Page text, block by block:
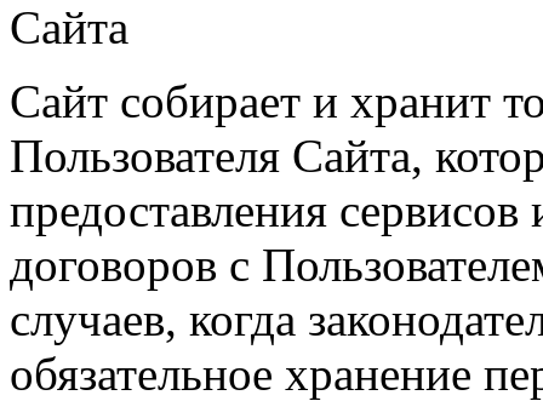
Сайта
Сайт собирает и хранит
Пользователя Сайта,
предоставления
договоров с
случаев, когда
обязательное хранение